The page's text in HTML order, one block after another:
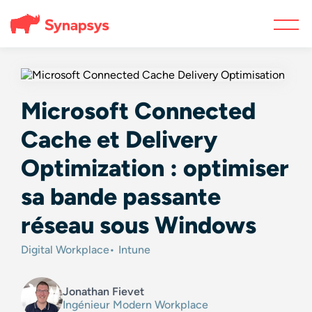
Microsoft Connected
Cache et Delivery
Optimization : optimiser
sa bande passante
réseau sous Windows
Digital Workplace Intune
Jonathan Fievet
Ingénieur Modern Workplace